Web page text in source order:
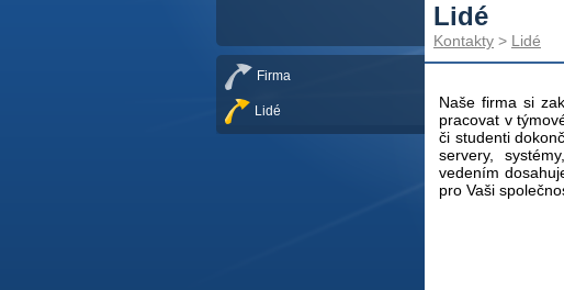
Lidé
Kontakty > Lidé
Naše firma si
pracovat v
či studenti
servery,
vedením
pro Vaši
Firma
Lidé